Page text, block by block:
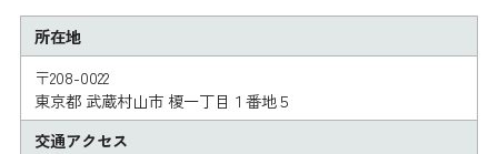
所在地
〒208-0022
東京都 武蔵村山市 榎一丁目１番地５
交通アクセス